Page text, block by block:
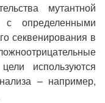
мутантной
определенными
секвенирования в
используются
– например,